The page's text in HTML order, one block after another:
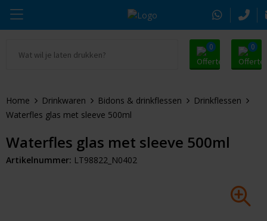
0 0
Drinkwaren
Tassen & Reizen
Alle promosnoepje
Zomer
Kerst
Thule
Alle merken
Home Drinkwaren Bidons & drinkflessen
Drinkflessen
Waterfles glas met sleeve 500ml
Waterfles glas met sleeve 500ml
Artikelnummer: LT98822_N0402